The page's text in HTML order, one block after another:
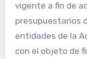
vigente a fin de
presupuestarios
entidades de la
con el objeto de